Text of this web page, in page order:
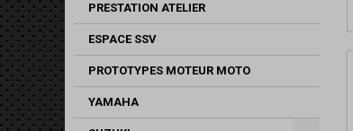
PRESTATION ATELIER
ESPACE SSV
PROTOTYPES MOTEUR MOTO
YAMAHA